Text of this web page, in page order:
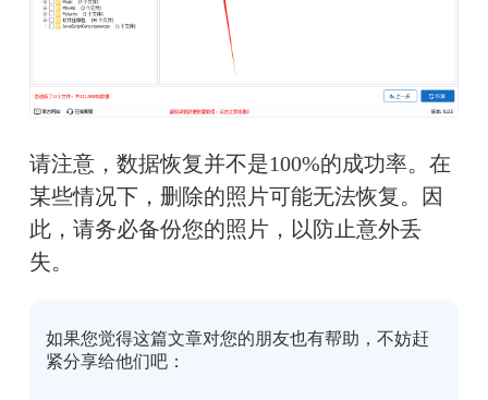
请注意，数据恢复并不是100%的成功率。在
某些情况下，删除的照片可能无法恢复。因
此，请务必备份您的照片，以防止意外丢
失。
如果您觉得这篇文章对您的朋友也有帮助，不妨赶
紧分享给他们吧：